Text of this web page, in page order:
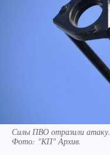
Силы ПВО отразили атаку.
Фото: "КП" Архив.